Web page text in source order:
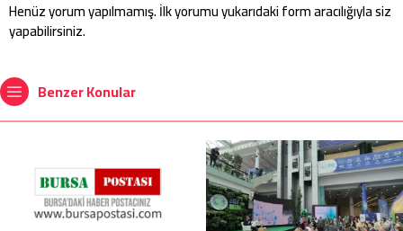
Henüz yorum yapılmamış. İlk yorumu yukarıdaki form aracılığıyla siz
yapabilirsiniz.
Benzer Konular